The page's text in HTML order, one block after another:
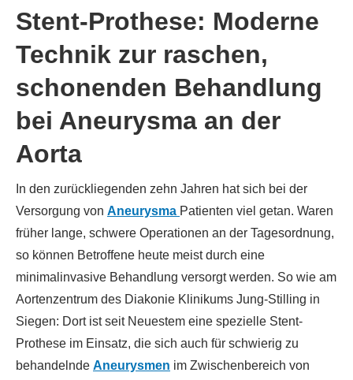
Stent-Prothese: Moderne
Technik zur raschen,
schonenden Behandlung
bei Aneurysma an der
Aorta
In den zurückliegenden zehn Jahren hat sich bei der
Versorgung von Aneurysma Patienten viel getan. Waren
früher lange, schwere Operationen an der Tagesordnung,
so können Betroffene heute meist durch eine
minimalinvasive Behandlung versorgt werden. So wie am
Aortenzentrum des Diakonie Klinikums Jung-Stilling in
Siegen: Dort ist seit Neuestem eine spezielle Stent-
Prothese im Einsatz, die sich auch für schwierig zu
behandelnde Aneurysmen im Zwischenbereich von